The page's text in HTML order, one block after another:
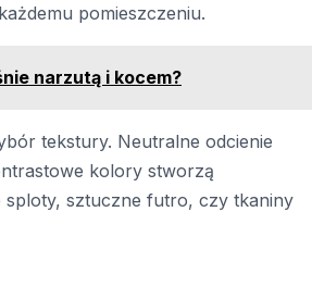
pomieszczeniu.
narzutą i kocem?
tekstury. Neutralne odcienie
kolory stworzą
sztuczne futro, czy tkaniny